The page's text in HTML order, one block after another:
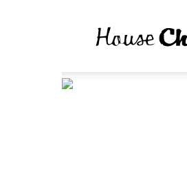
online-
издание